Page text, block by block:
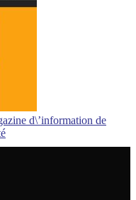
d\’information de